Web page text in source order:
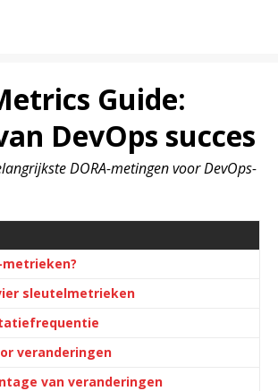
Guide:
DevOps succes
DORA-metingen voor DevOps-
metrieken?
sleutelmetrieken
veranderingen
van veranderingen